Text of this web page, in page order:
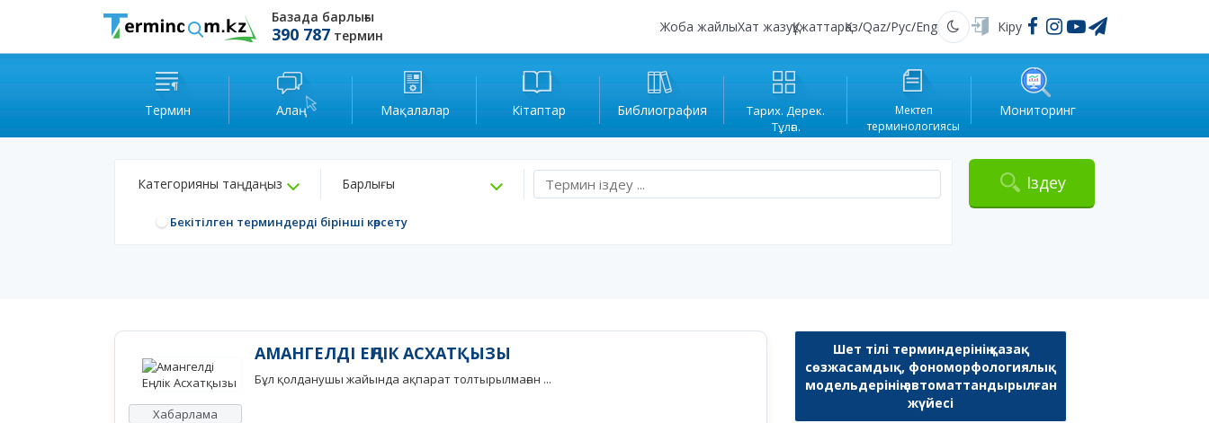
Базада барлығы
390 787 термин
Жоба жайлыХат жазуҚұжаттарҚаз/Qaz/Рус/Eng Қараңғы Кіру
Термин Алаң Мақалалар Кітаптар Библиография
Тарих. Дерек.
Тұлға.
Мектеп
терминологиясы
Мониторинг
Категорияны таңдаңыз Барлығы
Бекітілген терминдерді бірінші көрсету
Іздеу
Хабарлама
АМАНГЕЛДІ ЕҢЛІК АСХАТҚЫЗЫ
Бұл қолданушы жайында ақпарат толтырылмаған ...
Шет тілі терминдерінің қазақ
сөзжасамдық, фономорфологиялық
модельдерінің автоматтандырылған
жүйесі